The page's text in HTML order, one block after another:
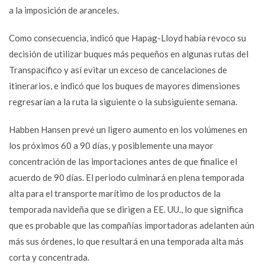
a la imposición de aranceles.
Como consecuencia, indicó que Hapag-Lloyd había revoco su
decisión de utilizar buques más pequeños en algunas rutas del
Transpacífico y así evitar un exceso de cancelaciones de
itinerarios, e indicó que los buques de mayores dimensiones
regresarían a la ruta la siguiente o la subsiguiente semana.
Habben Hansen prevé un ligero aumento en los volúmenes en
los próximos 60 a 90 días, y posiblemente una mayor
concentración de las importaciones antes de que finalice el
acuerdo de 90 días. El periodo culminará en plena temporada
alta para el transporte marítimo de los productos de la
temporada navideña que se dirigen a EE. UU., lo que significa
que es probable que las compañías importadoras adelanten aún
más sus órdenes, lo que resultará en una temporada alta más
corta y concentrada.